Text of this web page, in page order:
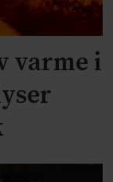
varme i